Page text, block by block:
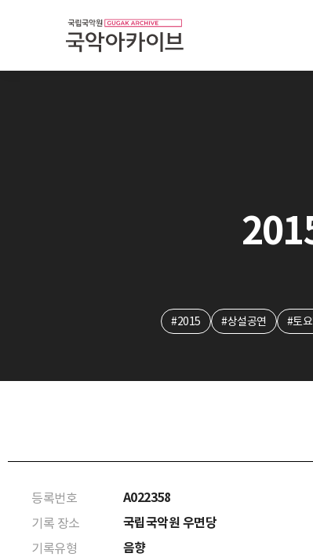
#2015 #상설공연 #토
등록번호 A022358
기록 장소
국립국악원 우면당
기록유형 음향